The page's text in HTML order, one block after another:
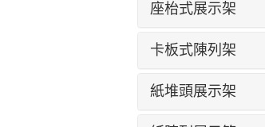
座枱式展示架
卡板式陳列架
紙堆頭展示架